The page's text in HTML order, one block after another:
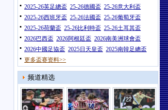
2025-26英足總盃 25-26德國盃 25-26意大利盃
2025-26西班牙盃 25-26法國盃 25-26葡萄牙盃
2025-26荷蘭盃 25-26比利時盃 25-26土耳其盃
2026巴西盃 2026阿根廷盃 2026南美洲球會盃
2026中國足協盃 2025日天皇盃 2025南韓足總盃
更多盃赛资料>>
频道精选